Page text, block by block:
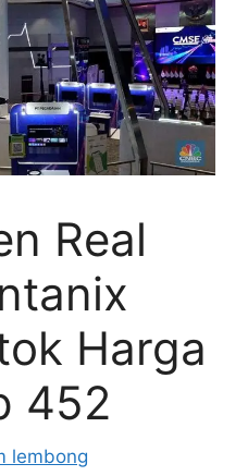
Real
Harga
452
lembong